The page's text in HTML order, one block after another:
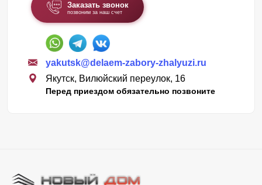
Заказать звонок
позвоним за наш счет
yakutsk@delaem-zabory-zhalyuzi.ru
Якутск, Вилюйский переулок, 16
Перед приездом обязательно позвоните